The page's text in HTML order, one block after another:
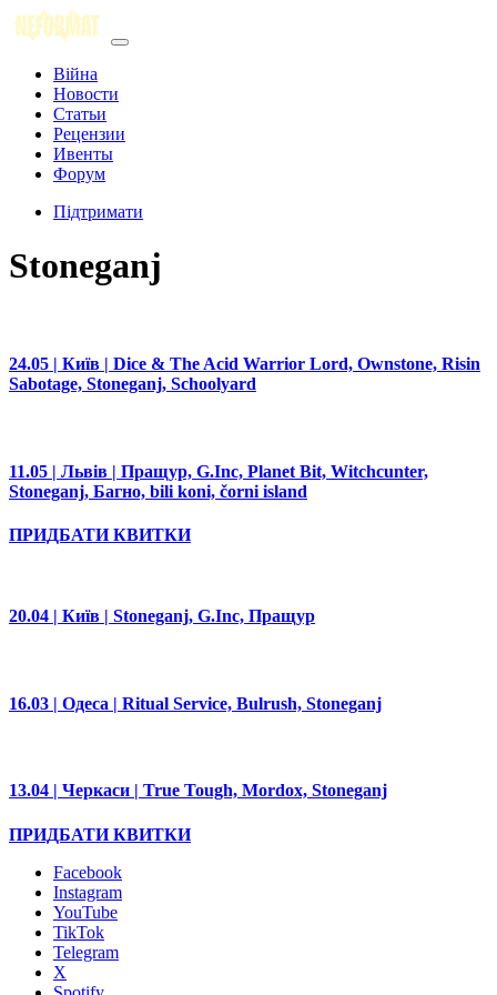
Війна
Новости
Статьи
Рецензии
Ивенты
Форум
Підтримати
Stoneganj
24.05 | Київ | Dice & The Acid Warrior Lord, Ownstone, Risin
Sabotage, Stoneganj, Schoolyard
11.05 | Львів | Пращур, G.Inc, Planet Bit, Witchcunter,
Stoneganj, Багно, bili koni, čorni island
ПРИДБАТИ КВИТКИ
20.04 | Київ | Stoneganj, G.Inc, Пращур
16.03 | Одеса | Ritual Service, Bulrush, Stoneganj
13.04 | Черкаси | True Tough, Mordox, Stoneganj
ПРИДБАТИ КВИТКИ
Facebook
Instagram
YouTube
TikTok
Telegram
X